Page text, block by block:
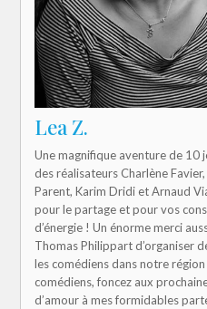
Lea Z.
Une magnifique aventure de 10
des réalisateurs Charlène
Parent, Karim Dridi et Arnaud
pour le partage et pour vos
d’énergie ! Un énorme merci
Thomas Philippart d’organiser
les comédiens dans notre
comédiens, foncez aux
d’amour à mes formidables